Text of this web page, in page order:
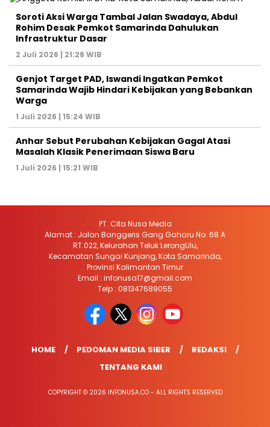
Soroti Aksi Warga Tambal Jalan Swadaya, Abdul
Rohim Desak Pemkot Samarinda Dahulukan
Infrastruktur Dasar
2 Juli 2026 | 21:28 WIB
Genjot Target PAD, Iswandi Ingatkan Pemkot
Samarinda Wajib Hindari Kebijakan yang Bebankan
Warga
1 Juli 2026 | 15:24 WIB
Anhar Sebut Perubahan Kebijakan Gagal Atasi
Masalah Klasik Penerimaan Siswa Baru
1 Juli 2026 | 15:21 WIB
PT. Cita Nusa Media
Alamat : Jalan Banggeris Gang Gaharu No. 68 A
RT.022, Kelurahan Teluk LerongUlu,
Kecamatan Sungai Kunjang, Kota Samarinda,
Provinsi Kalimantan Timur
Email : infonusa17@gmail.com
Telp : 081347689055
HOME PEDOMAN MEDIA SIBER
REDAKSI
TENTANG KAMI
COPYRIGHT © 2026 INFONUSA.CO - ALL RIGHTS RESERVED